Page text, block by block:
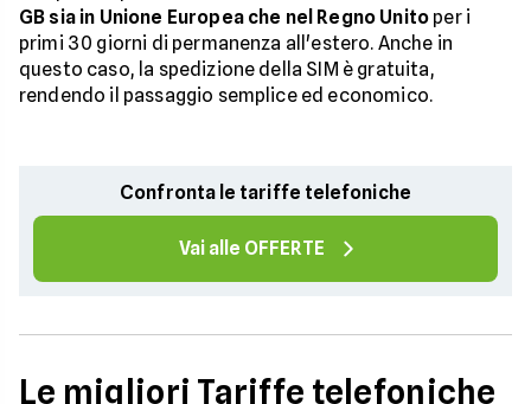
GB sia in Unione Europea che nel Regno Unito per i
primi 30 giorni di permanenza all'estero. Anche in
questo caso, la spedizione della SIM è gratuita,
rendendo il passaggio semplice ed economico.
Confronta le tariffe telefoniche
Vai alle OFFERTE
Le migliori Tariffe telefoniche